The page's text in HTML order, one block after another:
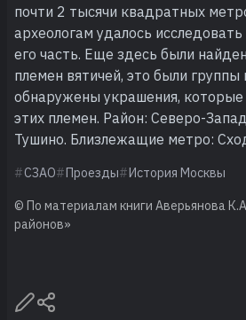
почти 2 тысячи квадратных
археологам удалось
его часть. Еще здесь были
племен вятичей, это были
обнаружены украшения,
этих племен. Район: Северо-
Тушино. Близлежащие метро:
СЗАО Проезды История Москвы
© По материалам книги Аверьянова
районов»